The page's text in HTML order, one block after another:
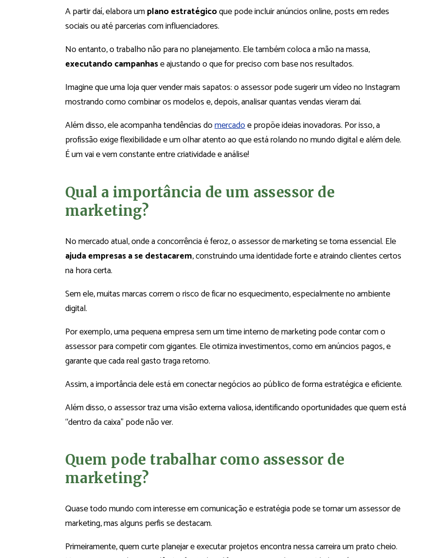
A partir daí, elabora umplano estratégicoque pode incluir anúncios online, posts em redes
sociais ou até parcerias com influenciadores.
No entanto, o trabalho não para no planejamento. Ele também coloca a mão na massa,
executando campanhase ajustando o que for preciso com base nos resultados.
Imagine que uma loja quer vender mais sapatos: o assessor pode sugerir um vídeo no Instagram
mostrando como combinar os modelos e, depois, analisar quantas vendas vieram daí.
Além disso, ele acompanha tendências domercadoe propõe ideias inovadoras. Por isso, a
profissão exige flexibilidade e um olhar atento ao que está rolando no mundo digital e além dele.
É um vai e vem constante entre criatividade e análise!
Qual a importância de um assessor de
marketing?
No mercado atual, onde a concorrência é feroz, o assessor de marketing se torna essencial. Ele
ajuda empresas a se destacarem, construindo uma identidade forte e atraindo clientes certos
na hora certa.
Sem ele, muitas marcas correm o risco de ficar no esquecimento, especialmente no ambiente
digital.
Por exemplo, uma pequena empresa sem um time interno de marketing pode contar com o
assessor para competir com gigantes. Ele otimiza investimentos, como em anúncios pagos, e
garante que cada real gasto traga retorno.
Assim, a importância dele está em conectar negócios ao público de forma estratégica e eficiente.
Além disso, o assessor traz uma visão externa valiosa, identificando oportunidades que quem está
“dentro da caixa” pode não ver.
Quem pode trabalhar como assessor de
marketing?
Quase todo mundo com interesse em comunicação e estratégia pode se tornar um assessor de
marketing, mas alguns perfis se destacam.
Primeiramente, quem curte planejar e executar projetos encontra nessa carreira um prato cheio.